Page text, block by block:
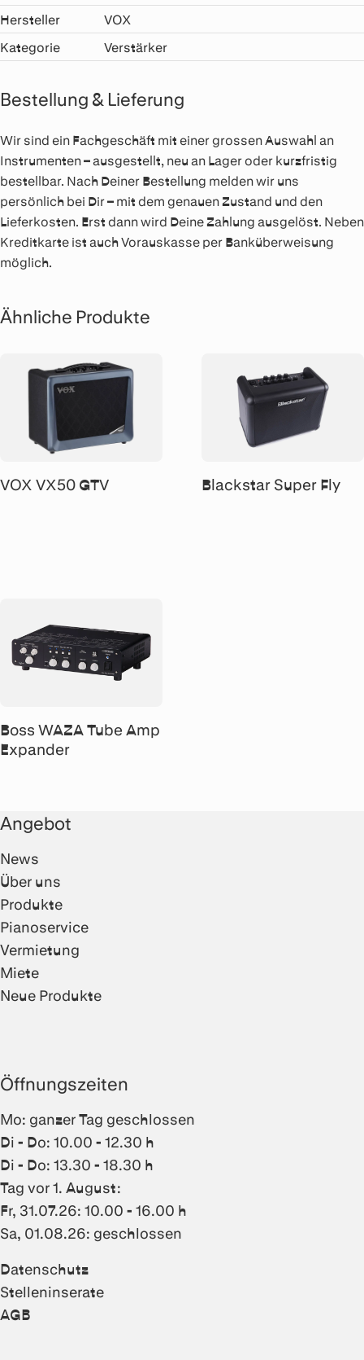
Hersteller
VOX
Kategorie
Verstärker
Bestellung & Lieferung
Wir sind ein Fachgeschäft mit einer grossen Auswahl an
Instrumenten – ausgestellt, neu an Lager oder kurzfristig
bestellbar. Nach Deiner Bestellung melden wir uns
persönlich bei Dir – mit dem genauen Zustand und den
Lieferkosten. Erst dann wird Deine Zahlung ausgelöst. Neben
Kreditkarte ist auch Vorauskasse per Banküberweisung
möglich.
Ähnliche Produkte
VOX VX50 GTV Blackstar Super Fly
Boss WAZA Tube Amp
Expander
Angebot
News
Über uns
Produkte
Pianoservice
Vermietung
Miete
Neue Produkte
Öffnungszeiten
Mo: ganzer Tag geschlossen
Di - Do: 10.00 - 12.30 h
Di - Do: 13.30 - 18.30 h
Tag vor 1. August:
Fr, 31.07.26: 10.00 - 16.00 h
Sa, 01.08.26: geschlossen
Datenschutz
Stelleninserate
AGB